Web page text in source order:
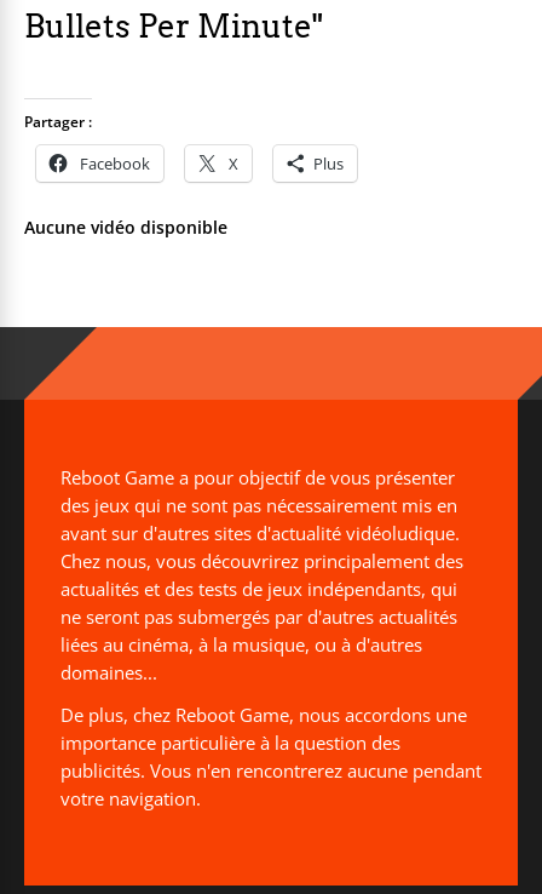
Bullets Per Minute"
Partager :
Facebook X Plus
Aucune vidéo disponible
Reboot Game a pour objectif de vous présenter
des jeux qui ne sont pas nécessairement mis en
avant sur d'autres sites d'actualité vidéoludique.
Chez nous, vous découvrirez principalement des
actualités et des tests de jeux indépendants, qui
ne seront pas submergés par d'autres actualités
liées au cinéma, à la musique, ou à d'autres
domaines...
De plus, chez Reboot Game, nous accordons une
importance particulière à la question des
publicités. Vous n'en rencontrerez aucune pendant
votre navigation.